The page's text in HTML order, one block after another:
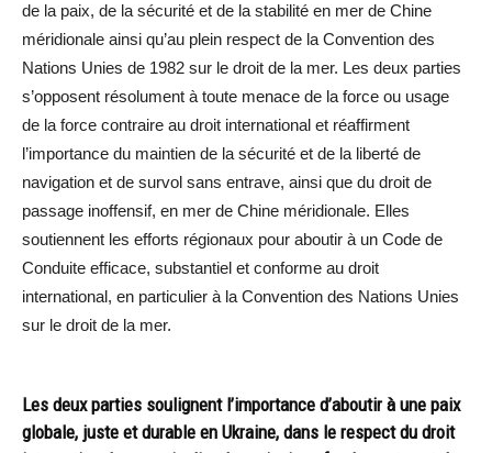
de la paix, de la sécurité et de la stabilité en mer de Chine
méridionale ainsi qu’au plein respect de la Convention des
Nations Unies de 1982 sur le droit de la mer. Les deux parties
s’opposent résolument à toute menace de la force ou usage
de la force contraire au droit international et réaffirment
l’importance du maintien de la sécurité et de la liberté de
navigation et de survol sans entrave, ainsi que du droit de
passage inoffensif, en mer de Chine méridionale. Elles
soutiennent les efforts régionaux pour aboutir à un Code de
Conduite efficace, substantiel et conforme au droit
international, en particulier à la Convention des Nations Unies
sur le droit de la mer.
Les deux parties soulignent l’importance d’aboutir à une paix
globale, juste et durable en Ukraine, dans le respect du droit